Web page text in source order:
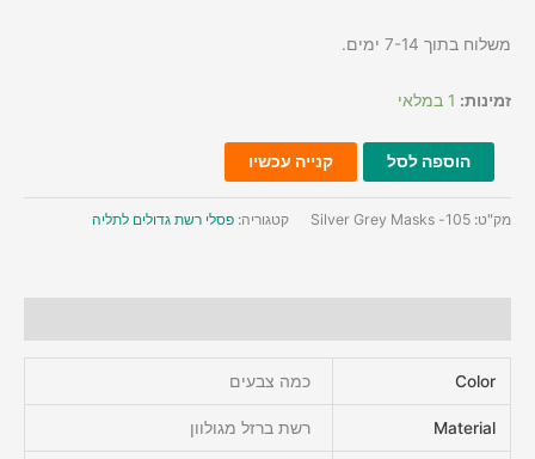
משלוח בתוך 7-14 ימים.
זמינות: 1 במלאי
של
מסכות
הוספה לסל קנייה עכשיו
מק"ט: 105- Silver Grey Masks קטגוריה: פסלי רשת גדולים לתליה
Color כמה צבעים
Material רשת ברזל מגולוון